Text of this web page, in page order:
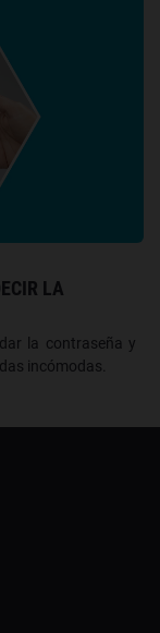
LA
la contraseña y
incómodas.